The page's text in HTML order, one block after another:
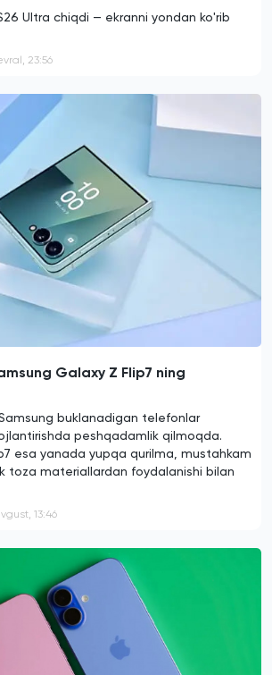
Ultra chiqdi — ekranni yondan ko'rib
23:56
Galaxy Z Flip7 ning
buklanadigan telefonlar
peshqadamlik qilmoqda.
esa yanada yupqa qurilma, mustahkam
toza materiallardan foydalanishi bilan
13:46